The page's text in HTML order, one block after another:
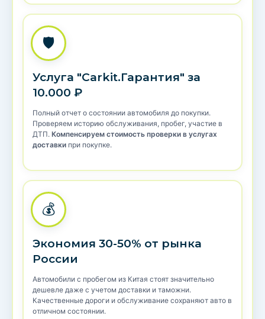
🛡️
Услуга "Carkit.Гарантия" за
10.000 ₽
Полный отчет о состоянии автомобиля до покупки.
Проверяем историю обслуживания, пробег, участие в
ДТП. Компенсируем стоимость проверки в услугах
доставки при покупке.
💰
Экономия 30-50% от рынка
России
Автомобили с пробегом из Китая стоят значительно
дешевле даже с учетом доставки и таможни.
Качественные дороги и обслуживание сохраняют авто в
отличном состоянии.